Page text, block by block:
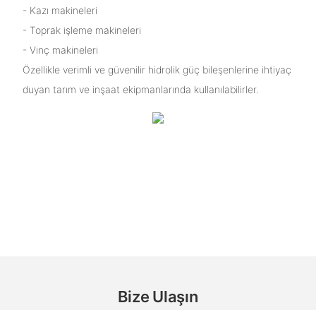
- Kazı makineleri
- Toprak işleme makineleri
- Vinç makineleri
Özellikle verimli ve güvenilir hidrolik güç bileşenlerine ihtiyaç
duyan tarım ve inşaat ekipmanlarında kullanılabilirler.
Bize Ulaşın